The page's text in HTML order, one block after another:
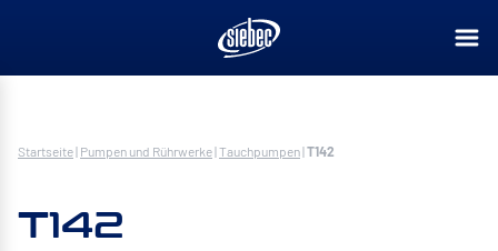
Startseite| Pumpen und Rührwerke|Tauchpumpen|T142
T142